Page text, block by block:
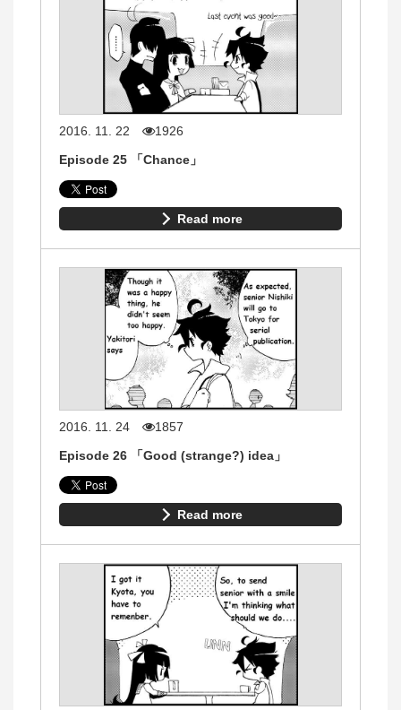
2016. 11. 22
1926
Episode 25 「Chance」
Read more
2016. 11. 24
1857
Episode 26 「Good (strange?) idea」
Read more